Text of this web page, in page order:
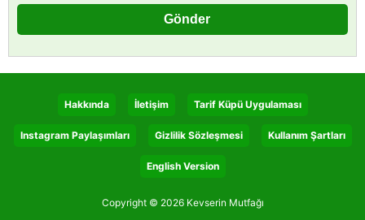
Hakkında İletişim Tarif Küpü Uygulaması
Instagram Paylaşımları Gizlilik Sözleşmesi Kullanım Şartları
English Version
Copyright © 2026 Kevserin Mutfağı